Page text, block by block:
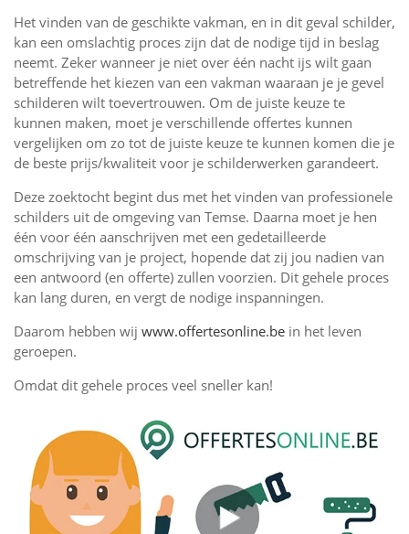
Het vinden van de geschikte vakman, en in dit geval schilder,
kan een omslachtig proces zijn dat de nodige tijd in beslag
neemt. Zeker wanneer je niet over één nacht ijs wilt gaan
betreffende het kiezen van een vakman waaraan je je gevel
schilderen wilt toevertrouwen. Om de juiste keuze te
kunnen maken, moet je verschillende offertes kunnen
vergelijken om zo tot de juiste keuze te kunnen komen die je
de beste prijs/kwaliteit voor je schilderwerken garandeert.
Deze zoektocht begint dus met het vinden van professionele
schilders uit de omgeving van Temse. Daarna moet je hen
één voor één aanschrijven met een gedetailleerde
omschrijving van je project, hopende dat zij jou nadien van
een antwoord (en offerte) zullen voorzien. Dit gehele proces
kan lang duren, en vergt de nodige inspanningen.
Daarom hebben wij www.offertesonline.be in het leven
geroepen.
Omdat dit gehele proces veel sneller kan!